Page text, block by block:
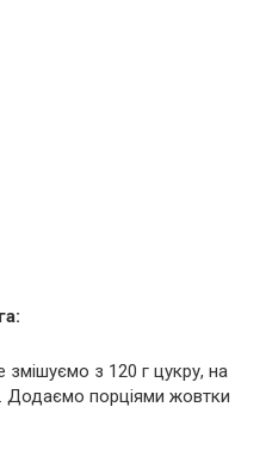
з 120 г цукру, на
Додаємо порціями жовтки